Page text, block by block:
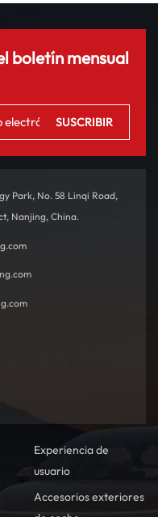
boletín mensual
Park, No. 58 Linqi Road,
Nanjing, China.
Experiencia de
usuario
Accesorios exteriores